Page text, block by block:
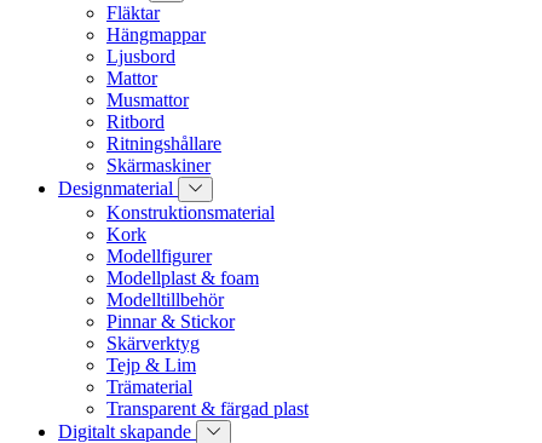
Fläktar
Hängmappar
Ljusbord
Mattor
Musmattor
Ritbord
Ritningshållare
Skärmaskiner
Designmaterial
Konstruktionsmaterial
Kork
Modellfigurer
Modellplast & foam
Modelltillbehör
Pinnar & Stickor
Skärverktyg
Tejp & Lim
Trämaterial
Transparent & färgad plast
Digitalt skapande